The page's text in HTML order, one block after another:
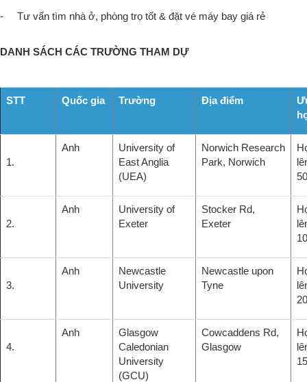
- Tư vấn tìm nhà ở, phòng trọ tốt & đặt vé máy bay giá rẻ
DANH SÁCH CÁC TRƯỜNG THAM DỰ
STT Quốc gia Trường Địa điểm
1.
Anh
University of
East Anglia
(UEA)
Norwich Research
Park, Norwich
2.
Anh
University of
Exeter
Stocker Rd,
Exeter
3.
Anh
Newcastle
University
Newcastle upon
Tyne
4.
Anh
Glasgow
Caledonian
University
(GCU)
Cowcaddens Rd,
Glasgow